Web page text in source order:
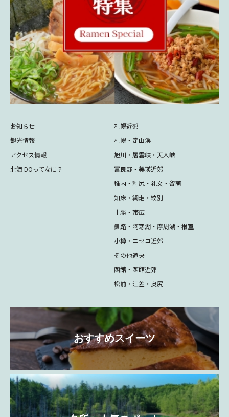
お知らせ
観光情報
アクセス情報
北海-DOってなに？
札幌近郊
札幌・定山渓
旭川・層雲峡・天人峡
富良野・美瑛近郊
稚内・利尻・礼文・留萌
知床・網走・紋別
十勝・帯広
釧路・阿寒湖・摩周湖・根室
小樽・ニセコ近郊
その他道央
函館・函館近郊
松前・江差・奥尻
おすすめスイーツ